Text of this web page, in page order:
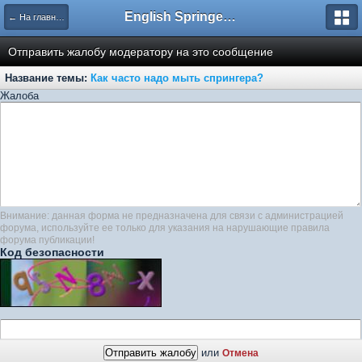
← На главную English Springer Spaniel Club
Отправить жалобу модератору на это сообщение
Название темы: Как часто надо мыть спрингера?
Жалоба
Внимание: данная форма не предназначена для связи с администрацией
форума, используйте ее только для указания на нарушающие правила
форума публикации!
Код безопасности
или Отмена